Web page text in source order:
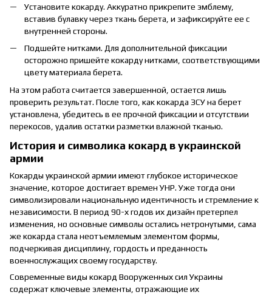
Установите кокарду. Аккуратно прикрепите эмблему,
вставив булавку через ткань берета, и зафиксируйте ее с
внутренней стороны.
Подшейте нитками. Для дополнительной фиксации
осторожно пришейте кокарду нитками, соответствующими
цвету материала берета.
На этом работа считается завершенной, остается лишь
проверить результат. После того, как кокарда ЗСУ на берет
установлена, убедитесь в ее прочной фиксации и отсутствии
перекосов, удалив остатки разметки влажной тканью.
История и символика кокард в украинской
армии
Кокарды украинской армии имеют глубокое историческое
значение, которое достигает времен УНР. Уже тогда они
символизировали национальную идентичность и стремление к
независимости. В период 90-х годов их дизайн претерпел
изменения, но основные символы остались нетронутыми, сама
же кокарда стала неотъемлемым элементом формы,
подчеркивая дисциплину, гордость и преданность
военнослужащих своему государству.
Современные виды кокард Вооруженных сил Украины
содержат ключевые элементы, отражающие их